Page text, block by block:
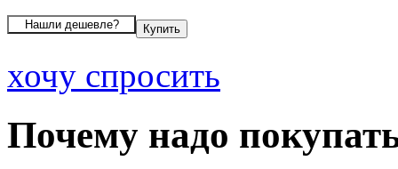
хочу спросить
Почему надо